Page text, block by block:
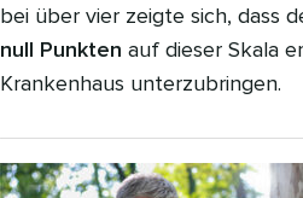
bei über vier zeigte sich, dass
null Punkten auf dieser Skala
Krankenhaus unterzubringen.